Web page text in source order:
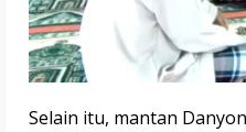
Selain itu, mantan